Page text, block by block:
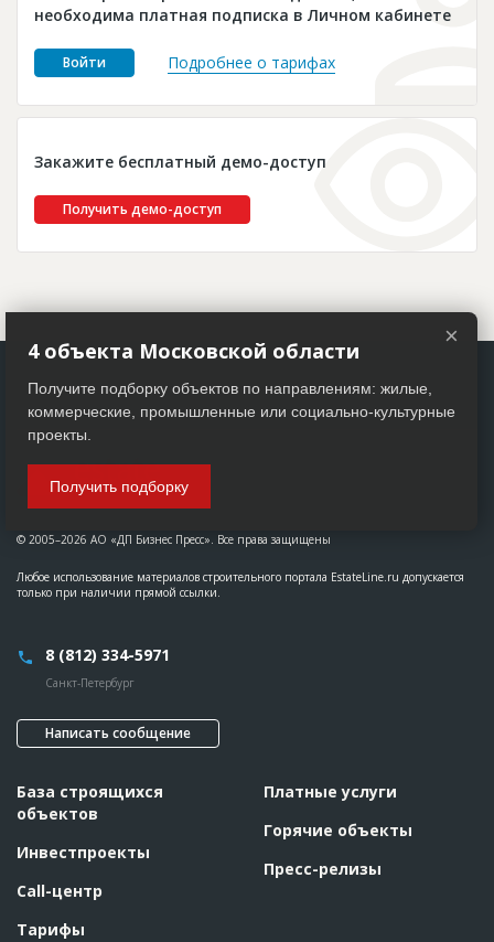
Платные услуги
Пресс-релизы
необходима платная подписка в Личном кабинете
Войти Подробнее о тарифах
Закажите бесплатный демо-доступ
Получить демо-доступ
© 2005–2026 АО «ДП Бизнес Пресс». Все права защищены
Любое использование материалов строительного портала EstateLine.ru допускается
только при наличии прямой ссылки.
8 (812) 334-5971
Санкт-Петербург
Написать сообщение
База строящихся
объектов
Инвестпроекты
Call-центр
Тарифы
Платные услуги
Горячие объекты
Пресс-релизы
×
4 объекта Московской области
Получите подборку объектов по направлениям: жилые,
коммерческие, промышленные или социально-культурные
проекты.
Получить подборку